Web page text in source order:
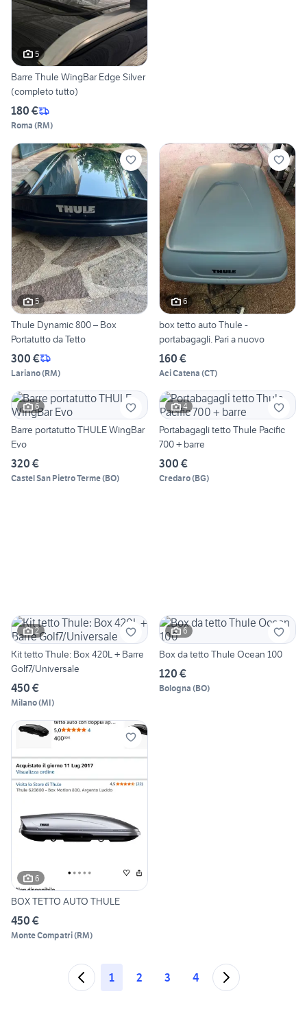
5
Barre Thule WingBar Edge Silver
(completo tutto)
180 €
Roma (RM)
5
Thule Dynamic 800 – Box
Portatutto da Tetto
300 €
Lariano(RM)
6
box tetto auto Thule -
portabagagli. Pari a nuovo
160 €
Aci Catena (CT)
6
Barre portatutto THULE WingBar
Evo
320 €
Castel San Pietro Terme(BO)
4
Portabagagli tetto Thule Pacific
700 + barre
300 €
Credaro(BG)
2
Kit tetto Thule: Box 420L + Barre
Golf7/Universale
450 €
Milano(MI)
6
Box da tetto Thule Ocean 100
120 €
Bologna (BO)
6
BOX TETTO AUTO THULE
450 €
Monte Compatri(RM)
1 2 3 4